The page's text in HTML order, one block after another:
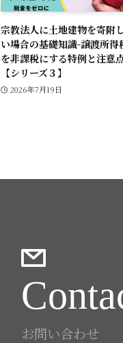
宗教法人に土地建物を寄附
い場合の基礎知識-譲渡所得
を非課税にする特例と注意
【シリーズ３】
2026年7月19日
お問い合わせ